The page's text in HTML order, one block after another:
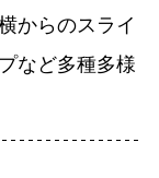
からのスライ
など多種多様